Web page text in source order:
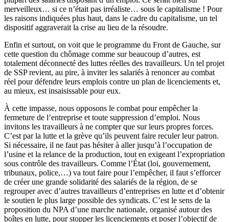
merveilleux… si ce n’était pas irréaliste… sous le capitalisme ! Pour
les raisons indiquées plus haut, dans le cadre du capitalisme, un tel
dispositif aggraverait la crise au lieu de la résoudre.
Enfin et surtout, on voit que le programme du Front de Gauche, sur
cette question du chômage comme sur beaucoup d’autres, est
totalement déconnecté des luttes réelles des travailleurs. Un tel projet
de SSP revient, au pire, à inviter les salariés à renoncer au combat
réel pour défendre leurs emplois contre un plan de licenciements et,
au mieux, est insaisissable pour eux.
À cette impasse, nous opposons le combat pour empêcher la
fermeture de l’entreprise et toute suppression d’emploi. Nous
invitons les travailleurs à ne compter que sur leurs propres forces.
C’est par la lutte et la grève qu’ils peuvent faire reculer leur patron.
Si nécessaire, il ne faut pas hésiter à aller jusqu’à l’occupation de
l’usine et la relance de la production, tout en exigeant l’expropriation
sous contrôle des travailleurs. Comme l’État (loi, gouvernement,
tribunaux, police,…) va tout faire pour l’empêcher, il faut s’efforcer
de créer une grande solidarité des salariés de la région, de se
regrouper avec d’autres travailleurs d’entreprises en lutte et d’obtenir
le soutien le plus large possible des syndicats. C’est le sens de la
proposition du NPA d’une marche nationale, organisé autour des
boîtes en lutte, pour stopper les licenciements et poser l’objectif de